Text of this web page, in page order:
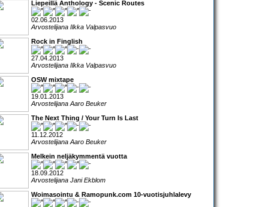
Liepeillä Anthology - Scenic Routes
02.06.2013
Arvostelijana Ilkka Valpasvuo
Rock in Finglish
27.04.2013
Arvostelijana Ilkka Valpasvuo
OSW mixtape
19.01.2013
Arvostelijana Aaro Beuker
The Next Thing / Your Turn Is Last
11.12.2012
Arvostelijana Aaro Beuker
Melkein neljäkymmentä vuotta
18.09.2012
Arvostelijana Jani Ekblom
Woimasointu & Ramopunk.com 10-vuotisjuhlalevy